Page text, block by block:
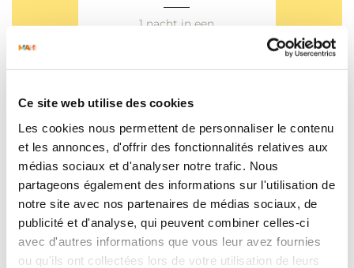
Ce site web utilise des cookies
Les cookies nous permettent de personnaliser le contenu
et les annonces, d'offrir des fonctionnalités relatives aux
médias sociaux et d'analyser notre trafic. Nous
partageons également des informations sur l'utilisation de
notre site avec nos partenaires de médias sociaux, de
publicité et d'analyse, qui peuvent combiner celles-ci
avec d'autres informations que vous leur avez fournies
ou qu'ils ont collectées lors de votre utilisation de leurs
1 nacht in een
2 ontbijten
79
(boomklimmen)
Vanaf €90 per persoon
IK RESERVEER DEZE DEAL